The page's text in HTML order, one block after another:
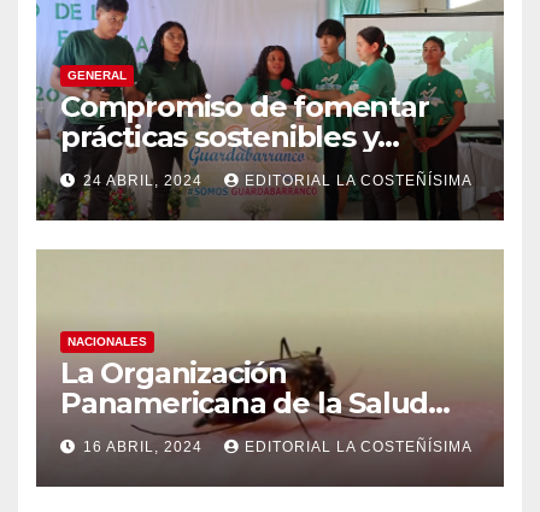
GENERAL
Compromiso de fomentar
prácticas sostenibles y
conciencia ecológica en las
instituciones educativas
24 ABRIL, 2024 EDITORIAL LA COSTEÑÍSIMA
NACIONALES
La Organización
Panamericana de la Salud
(OPS), recomienda reforzar
medidas ante el aumento de
casos de dengue
16 ABRIL, 2024 EDITORIAL LA COSTEÑÍSIMA